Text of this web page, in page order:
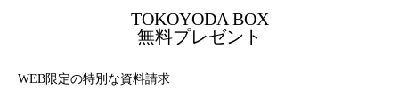
TOKOYODA BOX
無料プレゼント
WEB限定の特別な資料請求